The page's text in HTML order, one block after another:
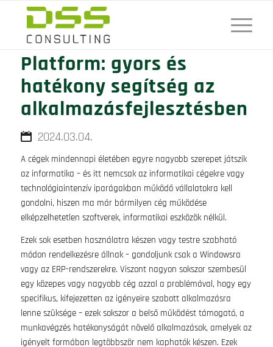
Microsoft Power
Platform: gyors és
hatékony segítség az
alkalmazásfejlesztésben
2024.03.04.
A cégek mindennapi életében egyre nagyobb szerepet játszik
az informatika – és itt nemcsak az informatikai cégekre vagy
technológiaintenzív iparágakban működő vállalatokra kell
gondolni, hiszen ma már bármilyen cég működése
elképzelhetetlen szoftverek, informatikai eszközök nélkül.
Ezek sok esetben használatra készen vagy testre szabható
módon rendelkezésre állnak – gondoljunk csak a Windowsra
vagy az ERP-rendszerekre. Viszont nagyon sokszor szembesül
egy közepes vagy nagyobb cég azzal a problémával, hogy egy
specifikus, kifejezetten az igényeire szabott alkalmazásra
lenne szüksége – ezek sokszor a belső működést támogató, a
munkavégzés hatékonyságát növelő alkalmazások, amelyek az
igényelt formában legtöbbször nem kaphatók készen. Ezek